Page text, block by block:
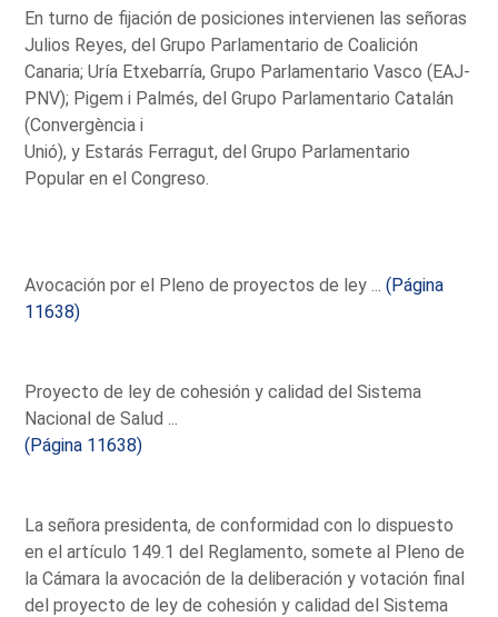
En turno de fijación de posiciones intervienen las señoras
Julios Reyes, del Grupo Parlamentario de Coalición
Canaria; Uría Etxebarría, Grupo Parlamentario Vasco (EAJ-
PNV); Pigem i Palmés, del Grupo Parlamentario Catalán
(Convergència i
Unió), y Estarás Ferragut, del Grupo Parlamentario
Popular en el Congreso.
Avocación por el Pleno de proyectos de ley ...(Página
11638)
Proyecto de ley de cohesión y calidad del Sistema
Nacional de Salud ...
(Página 11638)
La señora presidenta, de conformidad con lo dispuesto
en el artículo 149.1 del Reglamento, somete al Pleno de
la Cámara la avocación de la deliberación y votación final
del proyecto de ley de cohesión y calidad del Sistema